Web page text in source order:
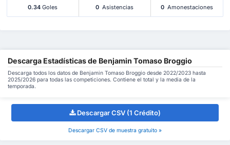
0.34 Goles 0 Asistencias 0 Amonestaciones
Descarga Estadísticas de Benjamin Tomaso Broggio
Descarga todos los datos de Benjamin Tomaso Broggio desde 2022/2023 hasta
2025/2026 para todas las competiciones. Contiene el total y la media de la
temporada.
Descargar CSV (1 Crédito)
Descargar CSV de muestra gratuito »